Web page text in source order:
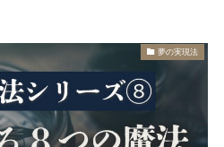
夢の実現法